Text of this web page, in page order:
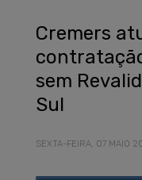
Cremers
sem
Sul
SEXTA-FEIRA, 07 MAIO